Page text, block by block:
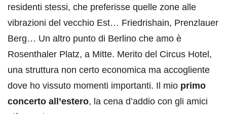
residenti stessi, che preferisse quelle zone alle
vibrazioni del vecchio Est… Friedrishain, Prenzlauer
Berg… Un altro punto di Berlino che amo è
Rosenthaler Platz, a Mitte. Merito del Circus Hotel,
una struttura non certo economica ma accogliente
dove ho vissuto momenti importanti. Il mio primo
concerto all’estero, la cena d’addio con gli amici